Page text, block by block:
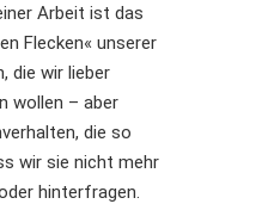
Arbeit ist das
Flecken« unserer
die wir lieber
wollen – aber
die so
wir sie nicht mehr
hinterfragen.